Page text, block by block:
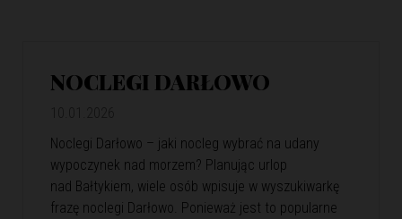
NOCLEGI DARŁOWO
Noclegi Darłowo – jaki nocleg wybrać na udany
wypoczynek nad morzem? Planując urlop
nad Bałtykiem, wiele osób wpisuje w wyszukiwarkę
frazę noclegi Darłowo. Ponieważ jest to popularne